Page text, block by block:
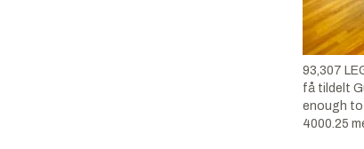
93,307
få tildelt
enough to
4000.25